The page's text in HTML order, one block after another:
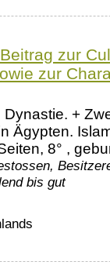
zur
zur
+
Ägypten.
8° ,
bis gut